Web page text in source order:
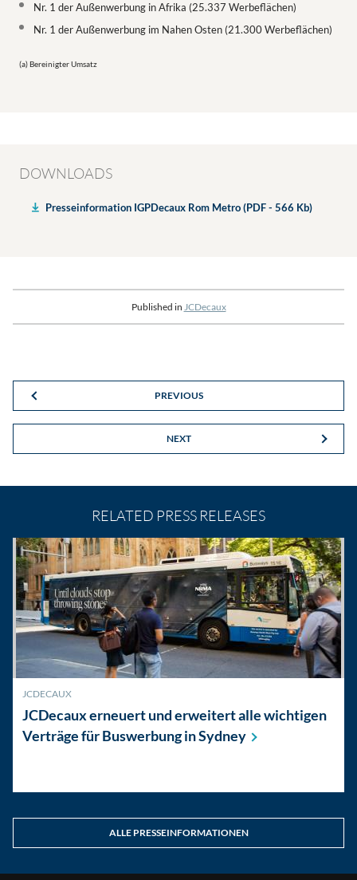
Nr. 1 der Außenwerbung in Afrika (25.337 Werbeflächen)
Nr. 1 der Außenwerbung im Nahen Osten (21.300 Werbeflächen)
(a) Bereinigter Umsatz
DOWNLOADS
Presseinformation IGPDecaux Rom Metro (PDF - 566 Kb)
Published in JCDecaux
PREVIOUS
NEXT
RELATED PRESS RELEASES
JCDECAUX
JCDecaux erneuert und erweitert alle wichtigen
Verträge für Buswerbung inSydney
ALLE PRESSEINFORMATIONEN